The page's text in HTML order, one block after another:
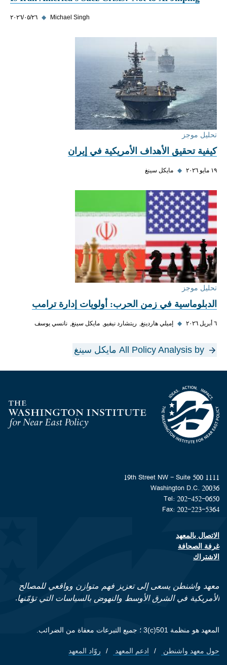
٢٦‏/٠٥‏/٢٠٢٦ ◆ Michael Singh
تحليل موجز
كيفية تحقيق الأهداف الأمريكية في إيران
١٩ مايو ٢٠٢٦ ◆ مايكل سينغ
تحليل موجز
الدبلوماسية في زمن الحرب: أولويات إدارة ترامب
٦ أبريل ٢٠٢٦ ◆ إميلي هاردينغ ريتشارد نيفيو مايكل سينغ نانسي يوسف
All Policy Analysis by مايكل سينغ
Homepage
1111 19th Street NW - Suite 500
Washington D.C. 20036
Tel: 202-452-0650
Fax: 202-223-5364
Footer contact links
الاتصال بالمعهد
غرفة الصحافة
الاشتراك
معهد واشنطن يسعى إلى تعزيز فهم متوازن وواقعي للمصالح
الأمريكية في الشرق الأوسط والنهوض بالسياسات التي تؤمّنها.
المعهد هو منظمة 501(c)3 ؛ جميع التبرعات معفاة من الضرائب.
Footer quick links
حول معهد واشنطن ادعم المعهد روّاد المعهد